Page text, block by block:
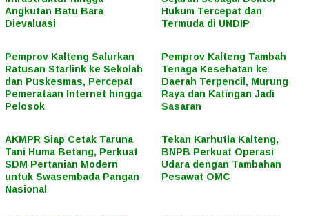
Angkutan Batu Bara
Dievaluasi
Hukum Tercepat dan
Termuda di UNDIP
Pemprov Kalteng Salurkan
Ratusan Starlink ke Sekolah
dan Puskesmas, Percepat
Pemerataan Internet hingga
Pelosok
Pemprov Kalteng Tambah
Tenaga Kesehatan ke
Daerah Terpencil, Murung
Raya dan Katingan Jadi
Sasaran
AKMPR Siap Cetak Taruna
Tani Huma Betang, Perkuat
SDM Pertanian Modern
untuk Swasembada Pangan
Nasional
Tekan Karhutla Kalteng,
BNPB Perkuat Operasi
Udara dengan Tambahan
Pesawat OMC